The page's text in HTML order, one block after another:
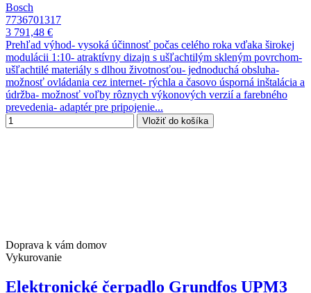
Bosch
7736701317
3 791,48 €
Prehľad výhod- vysoká účinnosť počas celého roka vďaka širokej
modulácii 1:10- atraktívny dizajn s ušľachtilým skleným povrchom-
ušľachtilé materiály s dlhou životnosťou- jednoduchá obsluha-
možnosť ovládania cez internet- rýchla a časovo úsporná inštalácia a
údržba- možnosť voľby rôznych výkonových verzií a farebného
prevedenia- adaptér pre pripojenie...
Vložiť do košíka
Doprava k vám domov
Vykurovanie
Elektronické čerpadlo Grundfos UPM3